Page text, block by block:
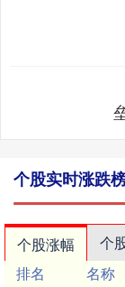
个股实时涨跌
个股涨幅 个
排名
名称